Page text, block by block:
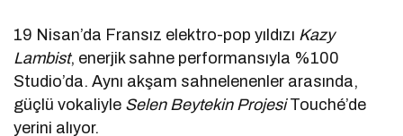
19 Nisan’da Fransız elektro-pop yıldızı Kazy
Lambist, enerjik sahne performansıyla %100
Studio’da. Aynı akşam sahnelenenler arasında,
güçlü vokaliyle Selen Beytekin ProjesiTouché’de
yerini alıyor.